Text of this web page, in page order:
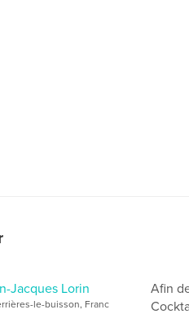
Jacques Lorin
le-buisson, Franc
Afin